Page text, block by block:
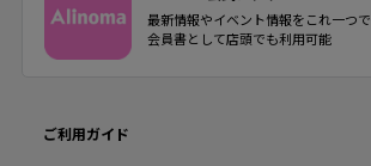
最新情報やイベント情報をこれ一つで
会員書として店頭でも利用可能
ご利用ガイド